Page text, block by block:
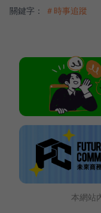
關鍵字： ＃時事追蹤
本網站